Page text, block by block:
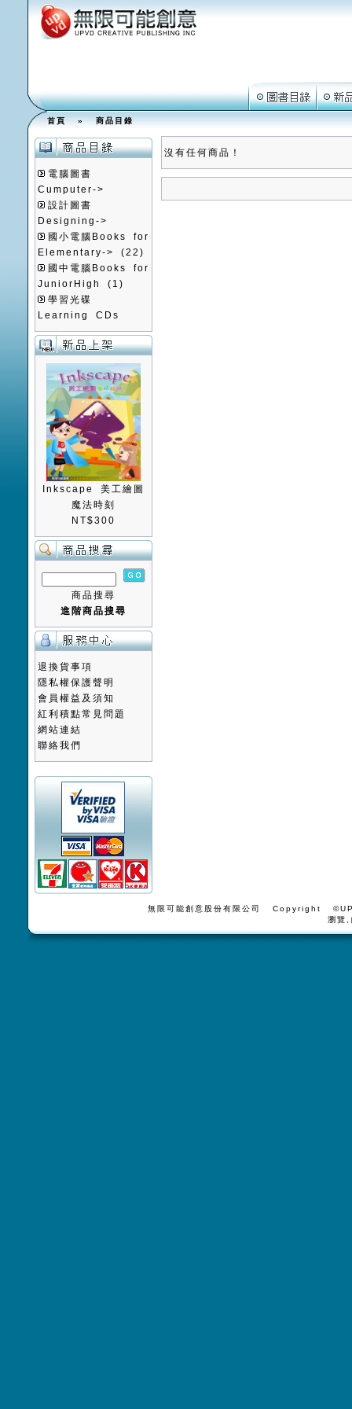
首頁»商品目錄
電腦圖書
Cumputer->
設計圖書
Designing->
國小電腦Books for
Elementary->
(22)
國中電腦Books for
JuniorHigh
(1)
學習光碟
Learning CDs
Inkscape 美工繪圖
魔法時刻
NT$300
商品搜尋
進階商品搜尋
退換貨事項
隱私權保護聲明
會員權益及須知
紅利積點常見問題
網站連結
聯絡我們
沒有任何商品！
無限可能創意股份有限公司 Copyright
瀏